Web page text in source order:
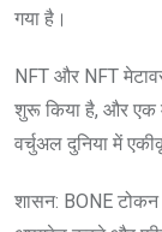
गया है।
NFT और NFT
शुरू किया है, और एक
वर्चुअल दुनिया में
शासन: BONE टोकन